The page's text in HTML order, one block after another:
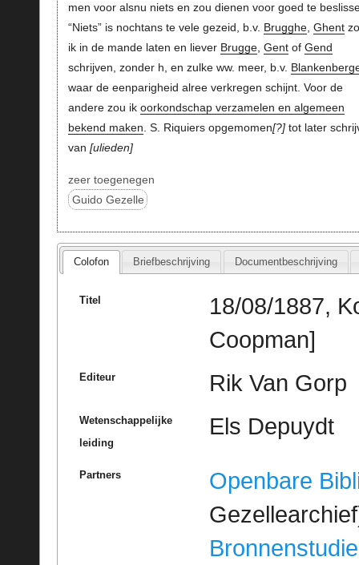
men voor alsnu niets en zou dienen voor goed te
“Niets” is nochtans te vele gezeid, b.v. Brugghe, Ghent
ik in de mande laten en liever Brugge, Gentof Gend
schrijven, zonder h, en zulke ww. meer, b.v.
waar de eenparigheid alree verkregen schijnt. Voor de
andere zou ik oorkondschap verzamelen en algemeen
bekend maken. S. Riquiers opgemomen ? tot later
van ulieden
zeer toegenegen
Guido Gezelle
Colofon Briefbeschrijving Documentbeschrijving
Titel
18/08/1887,
Coopman]
Editeur Rik Van Gorp
Wetenschappelijke
leiding
Els Depuydt
Partners
Openbare
Bronnenstudie